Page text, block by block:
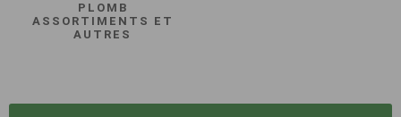
PLOMB
ASSORTIMENTS ET
AUTRES